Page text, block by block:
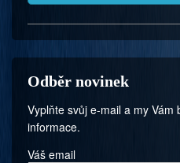
Odběr novinek
Vyplňte svůj e-mail a my
informace.
Váš email